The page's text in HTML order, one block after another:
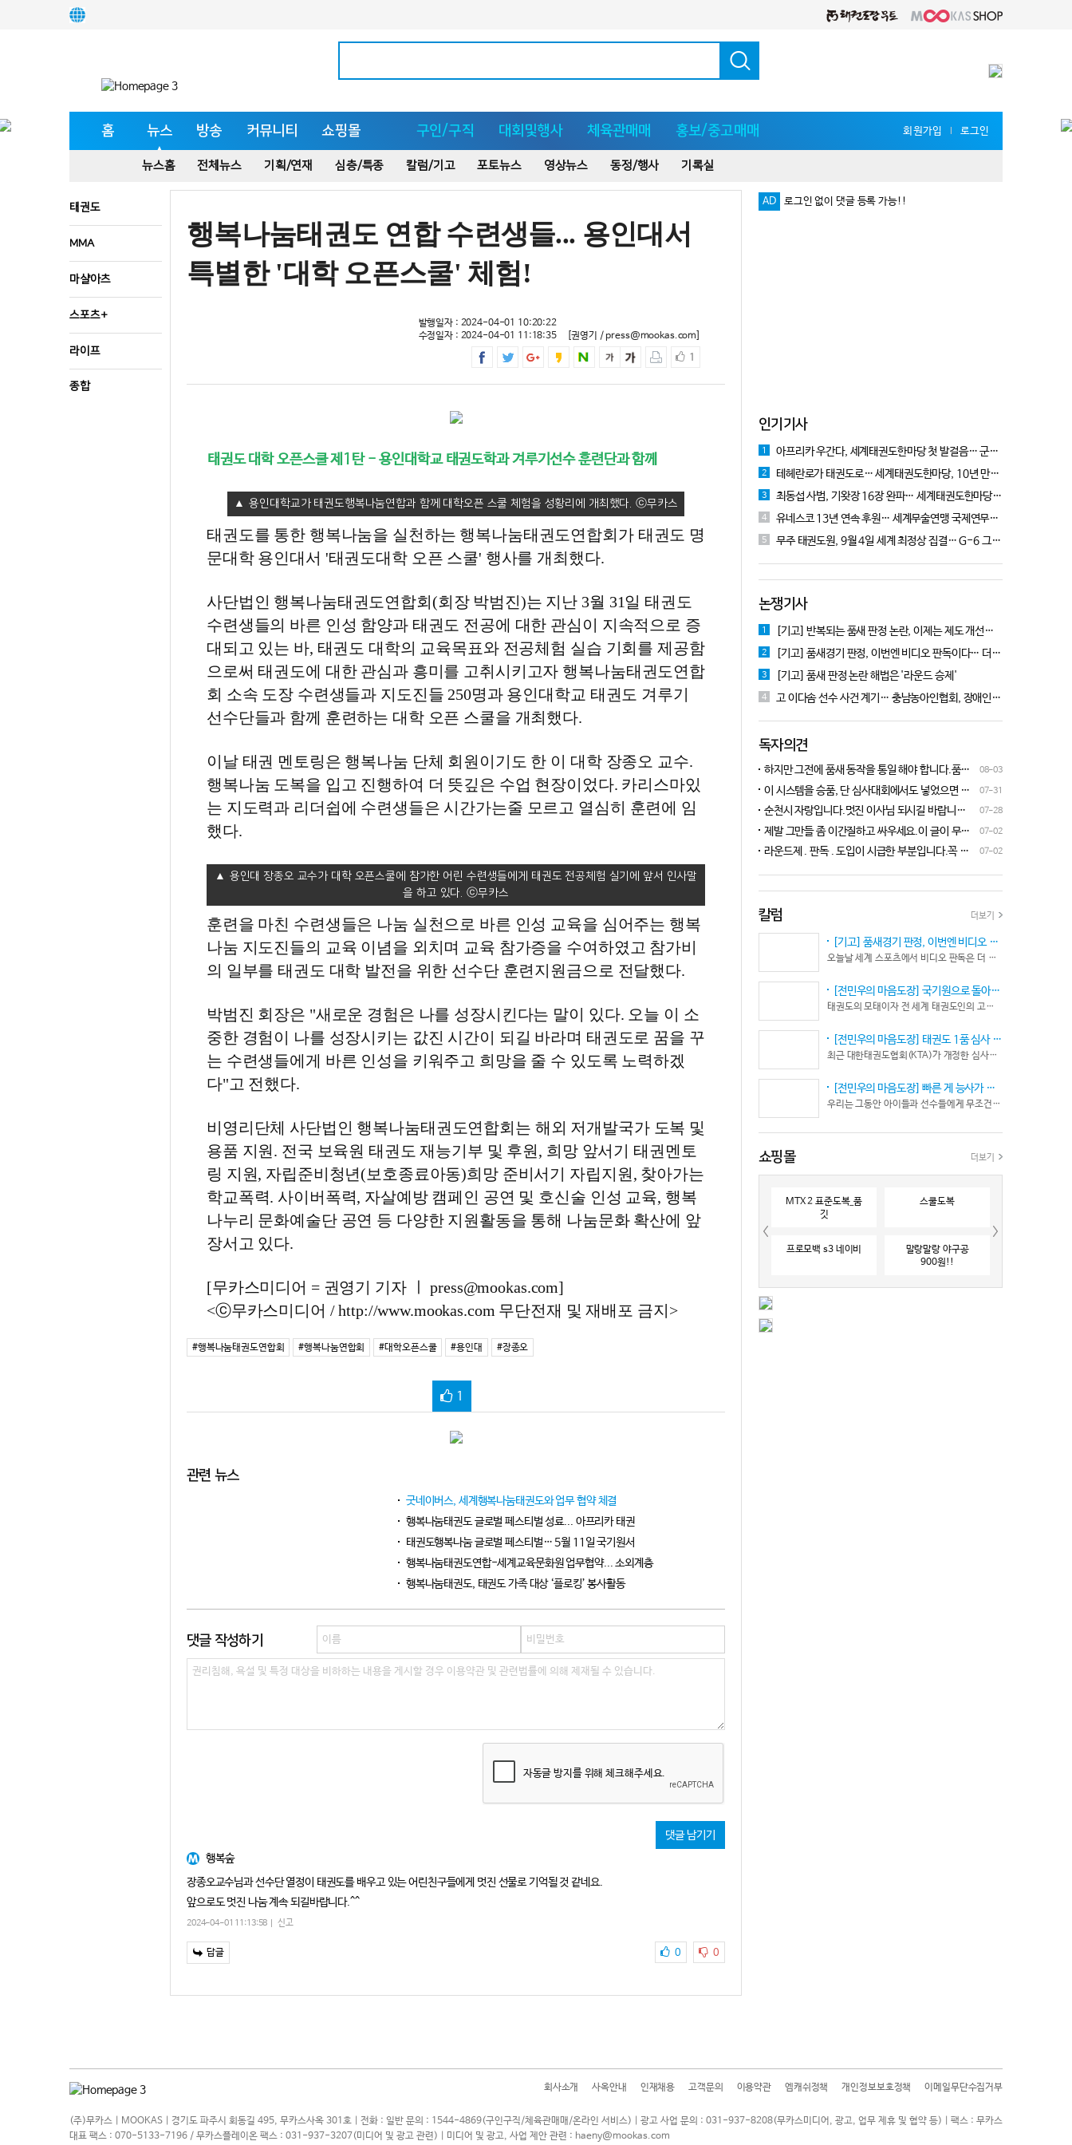
홈 뉴스 방송 커뮤니티 쇼핑몰 구인/구직 대회및행사 체육관매매 홍보/중고매매 회원가입 l 로그인
뉴스홈 전체뉴스 기획/연재 심층/특종 칼럼/기고 포토뉴스 영상뉴스 동정/행사 기록실
태권도
MMA
마샬아츠
스포츠+
라이프
종합
행복나눔태권도 연합 수련생들... 용인대서
특별한 '대학 오픈스쿨' 체험!
발행일자 : 2024-04-01 10:20:22
수정일자 : 2024-04-01 11:18:35
[권영기 / press@mookas.com]
1
태권도 대학 오픈스쿨 제1탄 - 용인대학교 태권도학과 겨루기선수 훈련단과 함께
용인대학교가 태권도행복나눔연합과 함께 대학오픈 스쿨 체험을 성황리에 개최했다.
태권도를 통한 행복나눔을 실천하는 행복나눔태권도연합회가 태권도 명
문대학 용인대서 '태권도대학 오픈 스쿨' 행사를 개최했다.
사단법인 행복나눔태권도연합회(회장 박범진)는 지난 3월 31일 태권도
수련생들의 바른 인성 함양과 태권도 전공에 대한 관심이 지속적으로 증
대되고 있는 바, 태권도 대학의 교육목표와 전공체험 실습 기회를 제공함
으로써 태권도에 대한 관심과 흥미를 고취시키고자 행복나눔태권도연합
회 소속 도장 수련생들과​ 지도진들 250명과 용인대학교 태권도 겨루기
선수단들과 함께 훈련하는 대학 오픈 스쿨을 개최했다.
이날 태권 멘토링은 행복나눔 단체 회원이기도 한 이 대학 장종오 교수.
행복나눔 도복을 입고 진행하여 더 뜻깊은 수업 현장이었다. 카리스마있
는 지도력과 리더쉽에 수련생들은 시간가는줄 모르고 열심히 훈련에 임
했다.
용인대 장종오 교수가 대학 오픈스쿨에 참가한 어린 수련생들에게 태권도 전공체험 실기에 앞서 인사말
을 하고 있다.
훈련을 마친 수련생들은 나눔 실천으로 바른 인성 교육을 심어주는 행복
나눔 지도진들의 교육 이념을 외치며 교육 참가증을 수여하였고 참가비
의 일부를 태권도 대학 발전을 위한 선수단 훈련지원금으로 전달했다.
박범진 회장은 "새로운 경험은 나를 성장시킨다는 말이 있다. 오늘 이 소
중한 경험이 나를 성장시키는 값진 시간이 되길 바라며 태권도로 꿈을 꾸
는 수련생들에게 바른 인성을 키워주고 희망을 줄 수 있도록 노력하겠
다"고 전했다.
비영리단체 사단법인 행복나눔태권도연합회는 해외 저개발국가 도복 및
용품 지원. 전국 보육원 태권도 재능기부 및 후원, 희망 앞서기 태권멘토
링 지원, 자립준비청년(보호종료아동)희망 준비서기 자립지원, 찾아가는
학교폭력. 사이버폭력, 자살예방 캠페인 공연 및 호신술 인성 교육, 행복
나누리 문화예술단 공연 등 다양한 지원활동을 통해 나눔문화 확산에 앞
장서고 있다.
[무카스미디어 = 권영기 기자 ㅣ press@mookas.com]
<ⓒ무카스미디어 / http://www.mookas.com 무단전재 및 재배포 금지>
#행복나눔태권도연합회 #행복나눔연합회 #대학오픈스쿨 #용인대 #장종오
1
관련 뉴스
굿네이버스, 세계행복나눔태권도와 업무 협약 체결
행복나눔태권도 글로벌 페스티벌 성료... 아프리카 태권
태권도행복나눔 글로벌 페스티벌… 5월 11일 국기원서
행복나눔태권도연합-세계교육문화원 업무협약... 소외계층
행복나눔태권도, 태권도 가족 대상 ‘플로킹’ 봉사활동
댓글 작성하기
자동글 방지를 위해 체크해주세요.
댓글 남기기
행복숲
장종오교수님과 선수단 열정이 태권도를 배우고 있는 어린친구들에게 멋진 선물로 기억될 것 같네요.
앞으로도 멋진 나눔 계속 되길바랍니다.^^
2024-04-01 11:13:58 신고
답글 0 0
AD 로그인 없이 댓글 등록 가능!!
인기기사
1 아프리카 우간다, 세계태권도한마당 첫 발걸음… 군의관 콘데 "잊지 못할 경험"
2 테헤란로가 태권도로… 세계태권도한마당, 10년 만에 국기원서 개막!
3 최동섭 사범, 기왓장 16장 완파… 세계태권도한마당 주먹격파 우승
4 유네스코 13년 연속 후원… 세계무술연맹 국제연무대회 10월 충주서 개막
5 무주 태권도원, 9월 4일 세계 최정상 집결… G-6 그랑프리 시리즈 개막
논쟁기사
1 [기고] 반복되는 품새 판정 논란, 이제는 제도 개선을 논의할 때!
2 [기고] 품새경기 판정, 이번엔 비디오 판독이다… 더 이상 미룰 수 없다
3 [기고] 품새 판정 논란 해법은 '라운드 승제'
4 고 이다솜 선수 사건 계기… 충남농아인협회, 장애인체육 제도개선 9개 정책 제안
독자의견
08-03
하지만 그전에 품새 동작을 통일 해야 합니다.품새
심판 교육에 여러번 참석 했었는데, 강사 마다 동작
할수가 없습니다.하루빨리 강사들이 함께 모여 동
작을 통일 시켜야지 안그러면 항상 분쟁이 생깁니
다.
07-31
이 시스템을 승품, 단 심사대회에서도 넣었으면 좋
겠네요.심사위원들이 일부러 불합격시키고, 이 부
했는데, 번복이 안된답니다.ㅋㅋㅋㅋㅋ 심사위원들
눈이 전부 달라서, 이렇다, 저렇다 말을 할수가 없다
07-28
순천시 자랑입니다.멋진 이사님 되시길 바랍니다
^^♡
07-02
제발 그만들 좀 이간질하고 싸우세요.이 글이 무엇
이 문제인가요?무엇을 얘기하려는지 의도가 무엇
이 노력해 보자는 그런 글 같은데품새 얘기 하는데
왜 갑자기 심판 가오 얘기에 핑크색 옷 얘기 같은 비
하 발언에......답답하시니 그러시겠지만 태권도
"도" 는 지키시며 발언하세요.심판들 또한 이런 말
나오지 않도록 자존심 상하지 않도록 부단히 노력해
야 함은 확실합니다.부끄러운 일 들이 없도록 해야
좋게만 보지 말고 잘하는 건 잘한다고 인정해주고
못하는 건 고치도록 해주셔야지어떠한 글인지 파악
도 못하고 일방적으로 나쁘게 표현하는 글은 보기가
좋지 않습니다.
07-02
라운드제 . 판독 . 도입이 시급한 부분입니다.꼭 승
고 다른 생각 없이 오로지 품새 판정에만 집중 하도
칼럼 더보기
[기고] 품새경기 판정, 이번엔 비디오 판독이다… 더 이상 미룰 수 없다
오늘날 세계 스포츠에서 비디오 판독은 더 이상 선택이 아니다. 선수의 땀과 노력, 경기 결과의 공정성을 지키기 위한 최소한의 안전장치이자 국제 스포츠의 보편적인 기준이 됐다.
[전민우의 마음도장] 국기원으로 돌아온 한마당… 그 안에서 마주하는 '도장(道場)의 본질’
태권도의 모태이자 전 세계 태권도인의 고향, 국기원 도장 위에 다시 뜨거운 기합 소리가 웅장하게 울려 퍼질 예정이다. 오랜만에 국기원에서 펼쳐지는 이번 세계태권도한마당은 단순한 대회 개최를 넘어 국경과 인종, 세대를 넘어 하나의 마음으로 모인 전 세계 태권도인들의 가슴속에 묵직한 설렘과 숭고한 감회를 불러일으킨다.
[전민우의 마음도장] 태권도 1품 심사 완화... 문턱은 낮아졌지만, 계단은 더욱 가팔라졌다!
최근 대한태권도협회(KTA)가 개정한 심사시행 규정이 도장가에 화두를 던지고 있다. 저연령 1품(단) 심사 시 지정 품새의 추첨 범위와 시기를 완화해 각 시도협회가 사실상 태극 1장부터 5장까지로 지정을 축소할 수 있는 제도적 근거를 마련했다.
[전민우의 마음도장] 빠른 게 능사가 아니다… 엘리트 선수의 '기다림'
우리는 그동안 아이들과 선수들에게 무조건 “빨리 반응하라”고 다그치기만 했던 것은 아닐까? 진정한 탁월함은 단순히 근육의 수축 속도가 빠른 데서 오지 않는다. 복잡하고 긴박한 1대 1 격투 상황 속에서 ‘언제 멈추고, 언제 폭발할 것인가’를 통제하는 타이밍 조절 능력과 상황 인식(Situational Awareness)에서 온다.
쇼핑몰 더보기
MTX 2 표준도복_품
깃
스쿨도복
프로모백 s3 네이비
말랑말랑 야구공
900원!!
회사소개 사옥안내 인재채용 고객문의 이용약관 엠캐쉬정책 개인정보보호정책 이메일무단수집거부
(주)무카스 | MOOKAS | 경기도 파주시 회동길 495, 무카스사옥 301호 | 전화 : 일반 문의 : 1544-4869(구인구직/체육관매매/온라인 서비스) | 광고 사업 문의 : 031-937-8208(무카스미디어, 광고, 업무 제휴 및 협약 등) | 팩스 : 무카스
대표 팩스 : 070-5133-7196 / 무카스플레이온 팩스 : 031-937-3207(미디어 및 광고 관련) | 미디어 및 광고, 사업 제안 관련 : haeny@mookas.com